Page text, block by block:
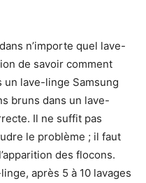
n’importe quel lave-
de savoir comment
lave-linge Samsung
bruns dans un lave-
Il ne suffit pas
le problème ; il faut
des flocons.
après 5 à 10 lavages